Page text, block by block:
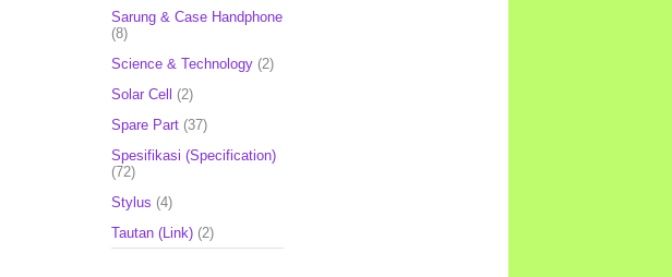
Sarung & Case Handphone
(8)
Science & Technology (2)
Solar Cell (2)
Spare Part (37)
Spesifikasi (Specification)
(72)
Stylus (4)
Tautan (Link) (2)